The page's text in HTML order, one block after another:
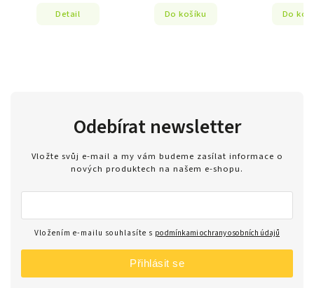
Detail Do košíku Do
Odebírat newsletter
Vložte svůj e-mail a my vám budeme zasílat informace o
nových produktech na našem e-shopu.
Vložením e-mailu souhlasíte s podmínkami ochrany osobních údajů
Přihlásit se